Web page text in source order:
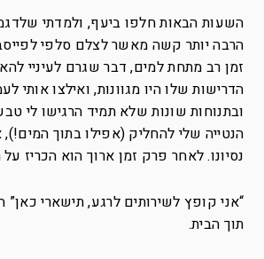
השעות הבאות חלפו ביעף, ולמדתי
הרבה יותר קשה מאשר לצלם סלפי
זמן רב מתחת למים, דבר שגרם לעיניי
הדרישות שלו היו מגוונות, ואילצו אותי
ובתנוחות שונות שלא תמיד הרגישו לי
הנטייה שלי להחליק (אפילו בתוך
נסיונו. לאחר פרק זמן ארוך הוא הכריז
“אני קופץ לשירותים לרגע, תישארי
תוך הבית.